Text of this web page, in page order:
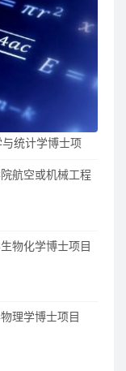
统计学博士项
航空或机械工程
物化学博士项目
理学博士项目